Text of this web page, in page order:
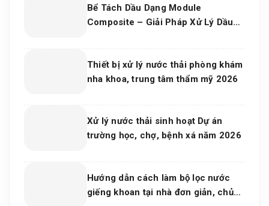
Bể Tách Dầu Dạng Module
Composite – Giải Pháp Xử Lý Dầu
Thiết bị xử lý nước thải phòng khám
nha khoa, trung tâm thẩm mỹ 2026
Xử lý nước thải sinh hoạt Dự án
trường học, chợ, bệnh xá năm 2026
Hướng dẫn cách làm bộ lọc nước
giếng khoan tại nhà đơn giản, chủ